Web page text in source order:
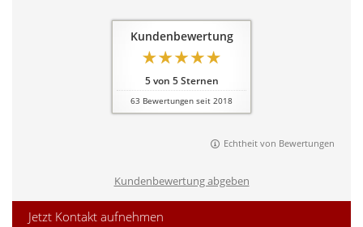
Kundenbewertung
5von 5Sternen
63 Bewertungen seit 2018
Echtheit von Bewertungen
Kundenbewertung abgeben
Jetzt Kontakt aufnehmen